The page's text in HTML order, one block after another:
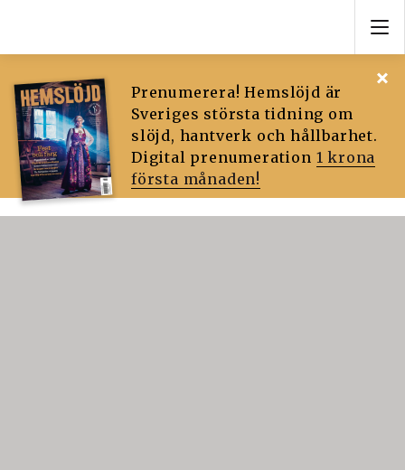
Prenumerera! Hemslöjd är
Sveriges största tidning om
slöjd, hantverk och hållbarhet.
Digital prenumeration 1 krona
första månaden!